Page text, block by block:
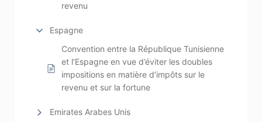
revenu
Espagne
Convention entre la République Tunisienne
et l’Espagne en vue d’éviter les doubles
impositions en matière d’impôts sur le
revenu et sur la fortune
Emirates Arabes Unis